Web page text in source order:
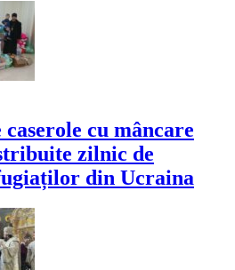
caserole cu mâncare
zilnic de
din Ucraina